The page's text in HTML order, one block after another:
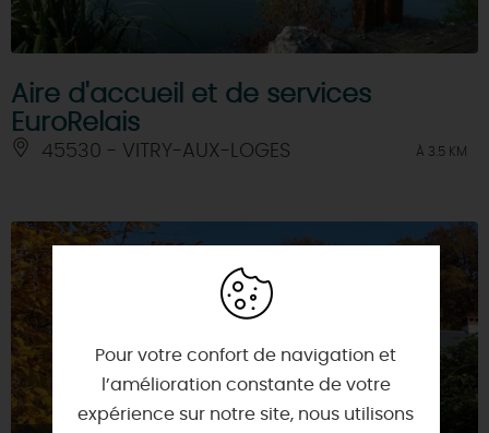
Aire d'accueil et de services
EuroRelais
45530 - VITRY-AUX-LOGES À 3.5 KM
Pour votre confort de navigation et
l’amélioration constante de votre
expérience sur notre site, nous utilisons